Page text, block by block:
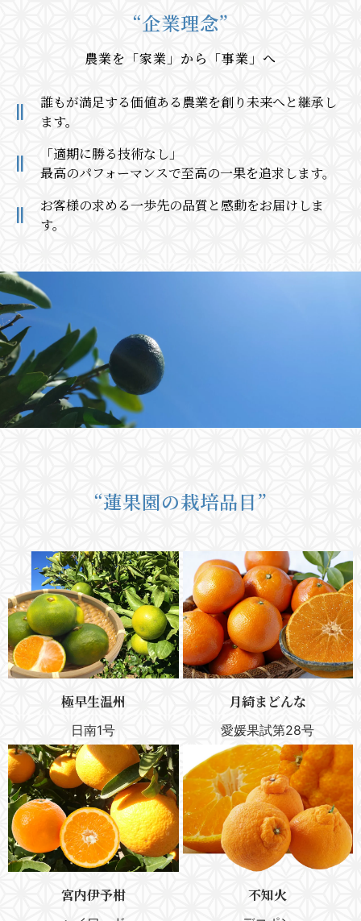
“企業理念”
農業を「家業」から「事業」へ
誰もが満足する価値ある農業を創り未来へと継承し
ます。
「適期に勝る技術なし」
最高のパフォーマンスで至高の一果を追求します。
お客様の求める一歩先の品質と感動をお届けしま
す。
“蓮果園の栽培品目”
極早生温州
日南1号
月綺まどんな
愛媛果試第28号
宮内伊予柑 不知火